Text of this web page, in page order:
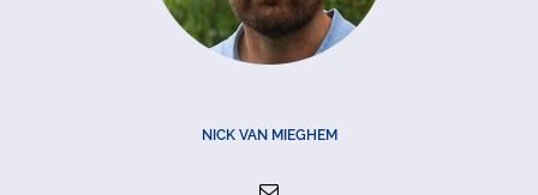
NICK VAN MIEGHEM